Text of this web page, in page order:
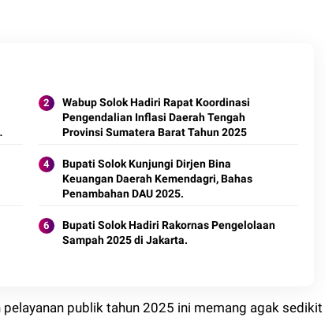
Wabup Solok Hadiri Rapat Koordinasi
Pengendalian Inflasi Daerah Tengah
Provinsi Sumatera Barat Tahun 2025
Bupati Solok Kunjungi Dirjen Bina
Keuangan Daerah Kemendagri, Bahas
Penambahan DAU 2025.
Bupati Solok Hadiri Rakornas Pengelolaan
Sampah 2025 di Jakarta.
publik tahun 2025 ini memang agak sedikit